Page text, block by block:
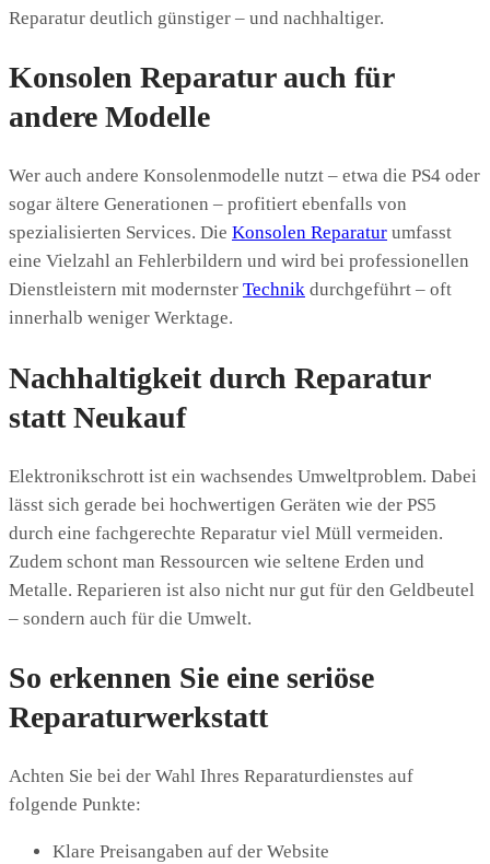
Reparatur deutlich günstiger – und nachhaltiger.
Konsolen Reparatur auch für
andere Modelle
Wer auch andere Konsolenmodelle nutzt – etwa die PS4 oder
sogar ältere Generationen – profitiert ebenfalls von
spezialisierten Services. Die Konsolen Reparatur umfasst
eine Vielzahl an Fehlerbildern und wird bei professionellen
Dienstleistern mit modernster Technik durchgeführt – oft
innerhalb weniger Werktage.
Nachhaltigkeit durch Reparatur
statt Neukauf
Elektronikschrott ist ein wachsendes Umweltproblem. Dabei
lässt sich gerade bei hochwertigen Geräten wie der PS5
durch eine fachgerechte Reparatur viel Müll vermeiden.
Zudem schont man Ressourcen wie seltene Erden und
Metalle. Reparieren ist also nicht nur gut für den Geldbeutel
– sondern auch für die Umwelt.
So erkennen Sie eine seriöse
Reparaturwerkstatt
Achten Sie bei der Wahl Ihres Reparaturdienstes auf
folgende Punkte:
Klare Preisangaben auf der Website